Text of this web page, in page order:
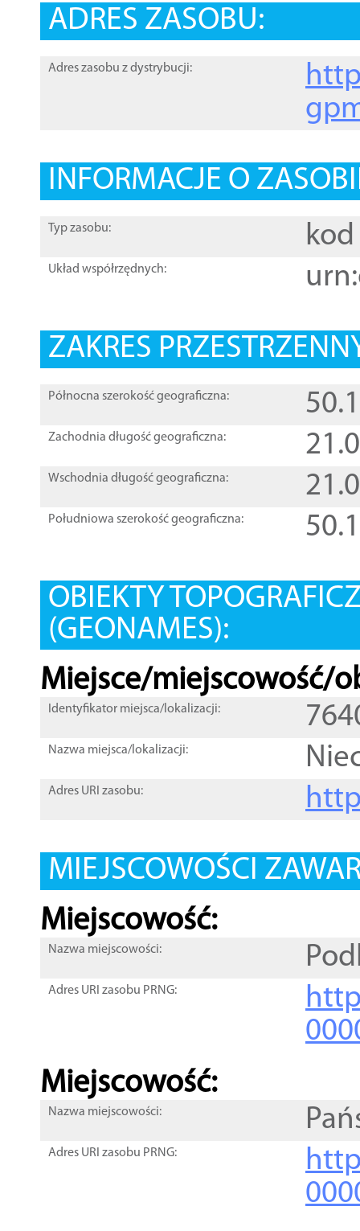
ADRES ZASOBU:
Adres zasobu z dystrybucji:
INFORMACJE O
Typ zasobu: kod
Układ współrzędnych:
ZAKRES
Północna szerokość geograficzna:
Zachodnia długość geograficzna:
Wschodnia długość geograficzna:
Południowa szerokość geograficzna:
OBIEKTY
(GEONAMES):
Miejsce/miejscowość/
Identyfikator miejsca/lokalizacji:
Nazwa miejsca/lokalizacji:
Adres URI zasobu:
MIEJSCOWOŚCI
Miejscowość:
Nazwa miejscowości:
Adres URI zasobu PRNG:
Miejscowość:
Nazwa miejscowości:
Adres URI zasobu PRNG: